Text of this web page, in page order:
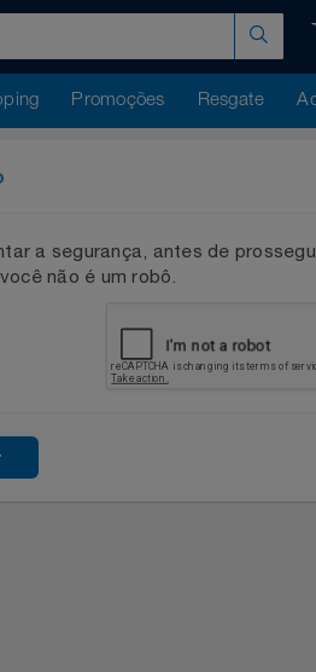
Promoções Resgate
a segurança, antes de